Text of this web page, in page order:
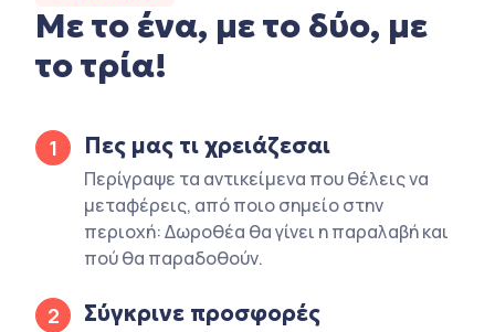
Με το ένα, με το δύο, με
το τρία!
1 Πες μας τι χρειάζεσαι
Περίγραψε τα αντικείμενα που θέλεις να
μεταφέρεις, από ποιο σημείο στην
περιοχή: Δωροθέα θα γίνει η παραλαβή και
πού θα παραδοθούν.
2 Σύγκρινε προσφορές